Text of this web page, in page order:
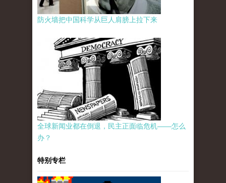
防火墙把中国科学从巨人肩膀上拉下来
全球新闻业都在倒退，民主正面临危机——怎么
办？
特别专栏